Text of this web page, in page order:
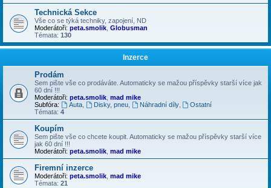
Technická Sekce
Vše co se týká techniky, zapojení, ND
Moderátoři: peta.smolik Globusman
Témata: 130
Inzerce
Prodám
Sem pište vše co prodáváte. Automaticky se mažou příspěvky starší více jak
60 dní !!!
Moderátoři: peta.smolik mad mike
Subfóra:
Auta, Disky, pneu, Náhradní díly,
Ostatní
Témata: 4
Koupím
Sem pište vše co chcete koupit. Automaticky se mažou příspěvky starší více
jak 60 dní !!!
Moderátoři: peta.smolik mad mike
Firemní inzerce
Moderátoři: peta.smolik mad mike
Témata: 21